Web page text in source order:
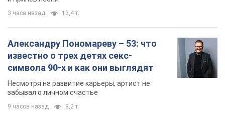
В ПриватБанке рассказали,
действительны ли доллары 1996
года: принимают ли обменники и
банки такие купюры
Что делать, если банки и обменники не
принимают старые доллары
10 часов назад 73,7 т.